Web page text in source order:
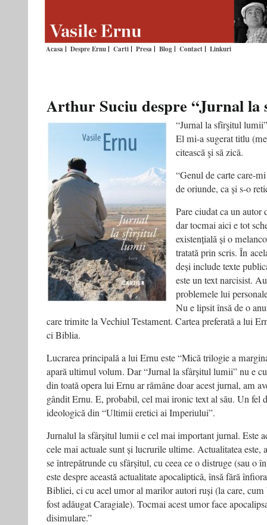
Acasa Despre Ernu Carti Presa Blog Contact Linkuri
Arthur Suciu despre “Jurnal
“Jurnal la sfîrşitul
El mi-a sugerat titlu
citească şi să zică.
“Genul de carte care-
de oriunde, ca și s-o
Pare ciudat ca un autor
dar tocmai aici e tot
existențială și o
tratată prin scris. În
deși include texte
este un text narcisist.
problemele lui
Nu e lipsit însă de o
care trimite la Vechiul Testament. Cartea preferată a lui
ci Biblia.
Lucrarea principală a lui Ernu este “Mică trilogie a
apară ultimul volum. Dar “Jurnal la sfârșitul lumii” nu e
din toată opera lui Ernu ar rămâne doar acest jurnal, am
gândit Ernu. E, probabil, cel mai ironic text al său. Un fel
ideologică din “Ultimii eretici ai Imperiului”.
Jurnalul la sfârșitul lumii e cel mai important jurnal. Este
cele mai actuale sunt și lucrurile ultime. Actualitatea este,
se întrepătrunde cu sfârșitul, cu ceea ce o distruge (sau o
este despre această actualitate apocaliptică, însă fără
Bibliei, ci cu acel umor al marilor autori ruși (la care, cum
fost adăugat Caragiale). Tocmai acest umor face
disimulare.”